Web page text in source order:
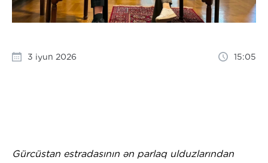
3 iyun 2026 15:05
Gürcüstan estradasının ən parlaq ulduzlarından